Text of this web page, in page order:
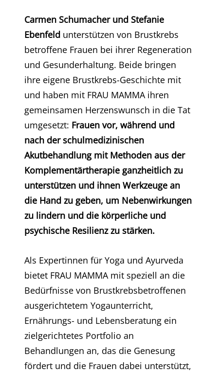
Carmen Schumacher und Stefanie
Ebenfeld unterstützen von Brustkrebs
betroffene Frauen bei ihrer Regeneration
und Gesunderhaltung. Beide bringen
ihre eigene Brustkrebs-Geschichte mit
und haben mit FRAU MAMMA ihren
gemeinsamen Herzenswunsch in die Tat
umgesetzt: Frauen vor, während und
nach der schulmedizinischen
Akutbehandlung mit Methoden aus der
Komplementärtherapie ganzheitlich zu
unterstützen und ihnen Werkzeuge an
die Hand zu geben, um Nebenwirkungen
zu lindern und die körperliche und
psychische Resilienz zu stärken.
Als Expertinnen für Yoga und Ayurveda
bietet FRAU MAMMA mit speziell an die
Bedürfnisse von Brustkrebsbetroffenen
ausgerichtetem Yogaunterricht,
Ernährungs- und Lebensberatung ein
zielgerichtetes Portfolio an
Behandlungen an, das die Genesung
fördert und die Frauen dabei unterstützt,